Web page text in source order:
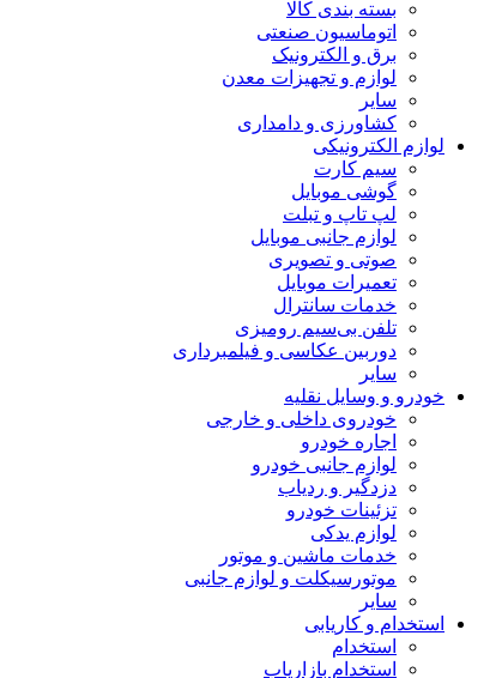
بسته بندی کالا
اتوماسیون صنعتی
برق و الکترونیک
لوازم و تجهیزات معدن
سایر
کشاورزی و دامداری
لوازم الکترونیکی
سیم کارت
گوشی موبایل
لپ تاپ و تبلت
لوازم جانبی موبایل
صوتی و تصویری
تعمیرات موبایل
خدمات سانترال
تلفن بی‌سیم رومیزی
دوربین عکاسی و فیلمبرداری
سایر
خودرو و وسایل نقلیه
خودروی داخلی و خارجی
اجاره خودرو
لوازم جانبی خودرو
دزدگیر و ردیاب
تزئینات خودرو
لوازم یدکی
خدمات ماشین و موتور
موتورسیکلت و لوازم جانبی
سایر
استخدام و کاریابی
استخدام
استخدام بازاریاب